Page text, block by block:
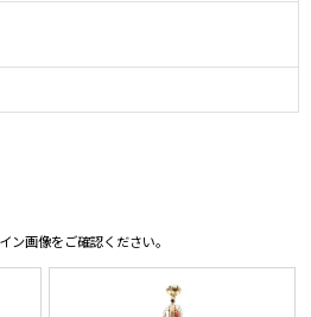
ン画像をご確認ください。